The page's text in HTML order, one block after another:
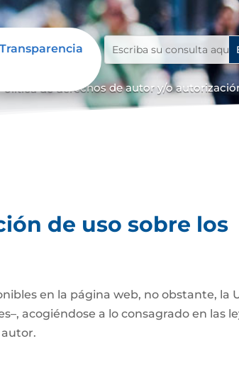
Transparencia
Política de derechos de autor y/o
de uso sobre los
en la página web, no obstante, la
acogiéndose a lo consagrado en las